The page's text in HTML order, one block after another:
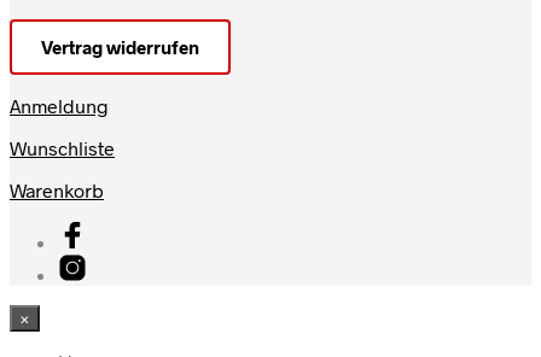
Vertrag widerrufen
Anmeldung
Wunschliste
Warenkorb
×